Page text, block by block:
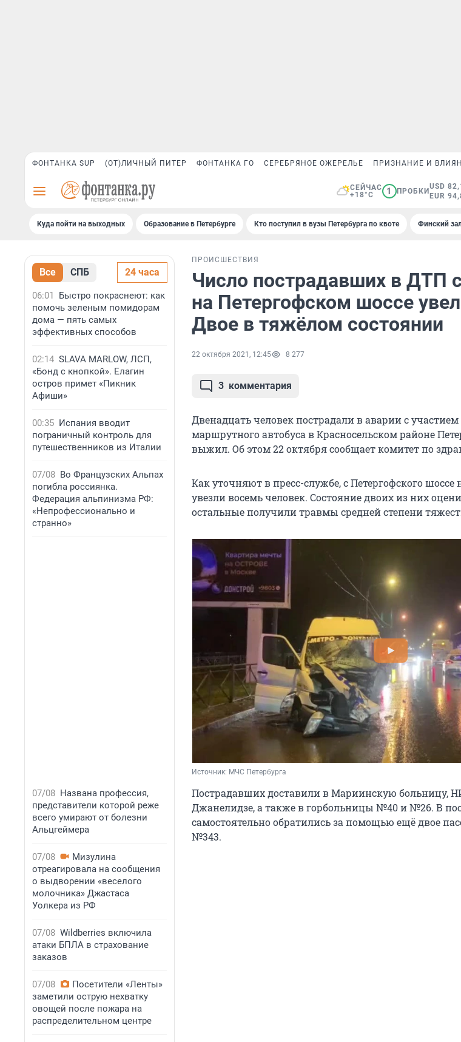
ФОНТАНКА SUP (ОТ)ЛИЧНЫЙ ПИТЕР ФОНТАНКА ГО СЕРЕБРЯНОЕ ОЖЕРЕЛЬЕ ПРИЗНАНИЕ И
СЕЙЧАС
+18°C
1 ПРОБКИ
USD
EUR
Куда пойти на выходных Образование в Петербурге Кто поступил в вузы Петербурга по квоте Финский
Все СПБ 24 часа
06:01
Быстро покраснеют: как
помочь зеленым помидорам
дома — пять самых
эффективных способов
02:14 SLAVA MARLOW, ЛСП,
«Бонд с кнопкой». Елагин
остров примет «Пикник
Афиши»
00:35 Испания вводит
пограничный контроль для
путешественников из Италии
07/08 Во Французских Альпах
погибла россиянка.
Федерация альпинизма РФ:
«Непрофессионально и
странно»
07/08 Названа профессия,
представители которой реже
всего умирают от болезни
Альцгеймера
07/08
Мизулина
отреагировала на сообщения
о выдворении «веселого
молочника» Джастаса
Уолкера из РФ
07/08 Wildberries включила
атаки БПЛА в страхование
заказов
07/08
Посетители «Ленты»
заметили острую нехватку
овощей после пожара на
распределительном центре
ПРОИСШЕСТВИЯ
Число пострадавших в ДТП
на Петергофском шоссе
Двое в тяжёлом состоянии
22 октября 2021, 12:45 8 277
3 комментария
Двенадцать человек пострадали в аварии с
маршрутного автобуса в Красносельском районе
выжил. Об этом 22 октября сообщает комитет по
Как уточняют в пресс-службе, с Петергофского
увезли восемь человек. Состояние двоих из них
остальные получили травмы средней степени
Источник: МЧС Петербурга
Пострадавших доставили в Мариинскую больницу,
Джанелидзе, а также в горбольницы №40 и №26. В
самостоятельно обратились за помощью ещё двое
№343.